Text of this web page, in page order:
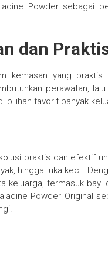
Powder sebagai
dan
kemasan yang
perawatan,
pilihan favorit banyak
praktis dan efektif
hingga luka kecil.
keluarga, termasuk
Powder Original